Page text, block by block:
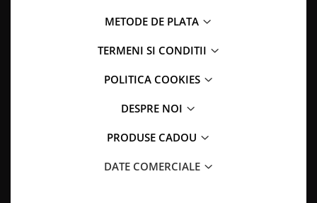
METODE DE PLATA
TERMENI SI CONDITII
POLITICA COOKIES
DESPRE NOI
PRODUSE CADOU
DATE COMERCIALE